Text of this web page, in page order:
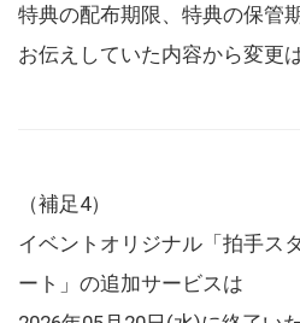
特典の配布期限、特典の保管
お伝えしていた内容から変更
（補足4）
イベントオリジナル「拍手ス
ート」の追加サービスは